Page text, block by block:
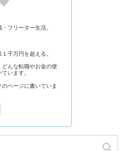
フリーター生活。
千万円を超える。
どんな転職やお金の使
います。
ページに書いていま